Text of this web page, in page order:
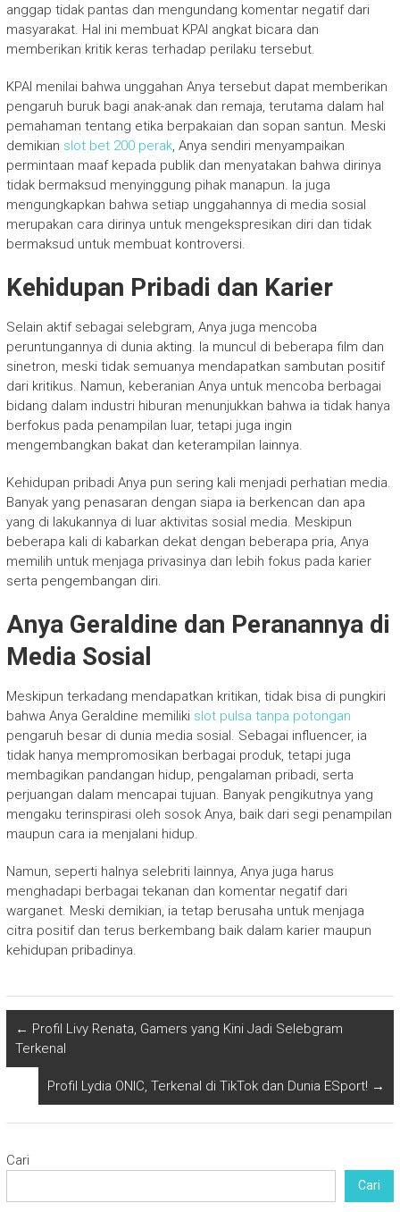
anggap tidak pantas dan mengundang komentar negatif dari
masyarakat. Hal ini membuat KPAI angkat bicara dan
memberikan kritik keras terhadap perilaku tersebut.
KPAI menilai bahwa unggahan Anya tersebut dapat memberikan
pengaruh buruk bagi anak-anak dan remaja, terutama dalam hal
pemahaman tentang etika berpakaian dan sopan santun. Meski
demikian slot bet 200 perak, Anya sendiri menyampaikan
permintaan maaf kepada publik dan menyatakan bahwa dirinya
tidak bermaksud menyinggung pihak manapun. Ia juga
mengungkapkan bahwa setiap unggahannya di media sosial
merupakan cara dirinya untuk mengekspresikan diri dan tidak
bermaksud untuk membuat kontroversi.
Kehidupan Pribadi dan Karier
Selain aktif sebagai selebgram, Anya juga mencoba
peruntungannya di dunia akting. Ia muncul di beberapa film dan
sinetron, meski tidak semuanya mendapatkan sambutan positif
dari kritikus. Namun, keberanian Anya untuk mencoba berbagai
bidang dalam industri hiburan menunjukkan bahwa ia tidak hanya
berfokus pada penampilan luar, tetapi juga ingin
mengembangkan bakat dan keterampilan lainnya.
Kehidupan pribadi Anya pun sering kali menjadi perhatian media.
Banyak yang penasaran dengan siapa ia berkencan dan apa
yang di lakukannya di luar aktivitas sosial media. Meskipun
beberapa kali di kabarkan dekat dengan beberapa pria, Anya
memilih untuk menjaga privasinya dan lebih fokus pada karier
serta pengembangan diri.
Anya Geraldine dan Peranannya di
Media Sosial
Meskipun terkadang mendapatkan kritikan, tidak bisa di pungkiri
bahwa Anya Geraldine memiliki slot pulsa tanpa potongan
pengaruh besar di dunia media sosial. Sebagai influencer, ia
tidak hanya mempromosikan berbagai produk, tetapi juga
membagikan pandangan hidup, pengalaman pribadi, serta
perjuangan dalam mencapai tujuan. Banyak pengikutnya yang
mengaku terinspirasi oleh sosok Anya, baik dari segi penampilan
maupun cara ia menjalani hidup.
Namun, seperti halnya selebriti lainnya, Anya juga harus
menghadapi berbagai tekanan dan komentar negatif dari
warganet. Meski demikian, ia tetap berusaha untuk menjaga
citra positif dan terus berkembang baik dalam karier maupun
kehidupan pribadinya.
← Profil Livy Renata, Gamers yang Kini Jadi Selebgram
Terkenal
Profil Lydia ONIC, Terkenal di TikTok dan Dunia ESport! →
Cari
Cari